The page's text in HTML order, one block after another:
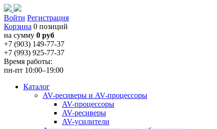
Войти Регистрация
Корзина 0 позиций
на сумму 0 руб
+7 (903) 149-77-37
+7 (993) 925-77-37
Время работы:
пн-пт 10:00–19:00
Каталог
AV-ресиверы и AV-процессоры
AV-процессоры
AV-ресиверы
AV-усилители